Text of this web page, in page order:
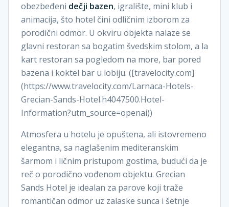
obezbeđeni dečji bazen, igralište, mini klub i
animacija, što hotel čini odličnim izborom za
porodični odmor. U okviru objekta nalaze se
glavni restoran sa bogatim švedskim stolom, a la
kart restoran sa pogledom na more, bar pored
bazena i koktel bar u lobiju. ([travelocity.com]
(https://www.travelocity.com/Larnaca-Hotels-
Grecian-Sands-Hotel.h4047500.Hotel-
Information?utm_source=openai))
Atmosfera u hotelu je opuštena, ali istovremeno
elegantna, sa naglašenim mediteranskim
šarmom i ličnim pristupom gostima, budući da je
reč o porodično vođenom objektu. Grecian
Sands Hotel je idealan za parove koji traže
romantičan odmor uz zalaske sunca i šetnje